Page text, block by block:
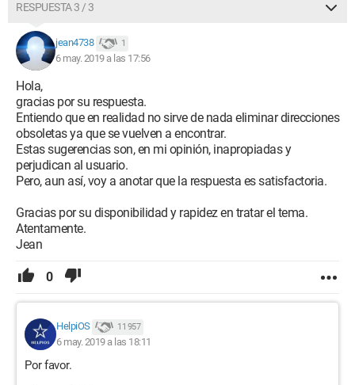
RESPUESTA 3 / 3
jean4738 1
6 may. 2019 a las 17:56
Hola,
gracias por su respuesta.
Entiendo que en realidad no sirve de nada eliminar direcciones
obsoletas ya que se vuelven a encontrar.
Estas sugerencias son, en mi opinión, inapropiadas y
perjudican al usuario.
Pero, aun así, voy a anotar que la respuesta es satisfactoria.
Gracias por su disponibilidad y rapidez en tratar el tema.
Atentamente.
Jean
0
HelpiOS 11 957
6 may. 2019 a las 18:11
Por favor.